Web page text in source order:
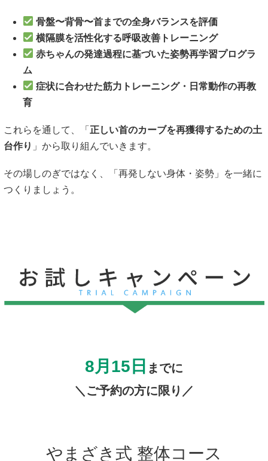
骨盤〜背骨〜首までの全身バランスを評価
横隔膜を活性化する呼吸改善トレーニング
赤ちゃんの発達過程に基づいた姿勢再学習プログラ
ム
症状に合わせた筋力トレーニング・日常動作の再教
育
これらを通して、「 正しい首のカーブを再獲得するための土
台作り 」から取り組んでいきます。
その場しのぎではなく、「再発しない身体・姿勢」を一緒に
つくりましょう。
8月15日 までに
＼ご予約の方に限り／
やまざき式 整体コース